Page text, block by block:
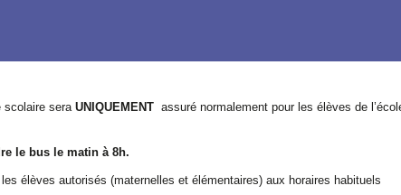
scolaire sera UNIQUEMENT assuré normalement pour les élèves de
le bus le matin à 8h.
élèves autorisés (maternelles et élémentaires) aux horaires habituels